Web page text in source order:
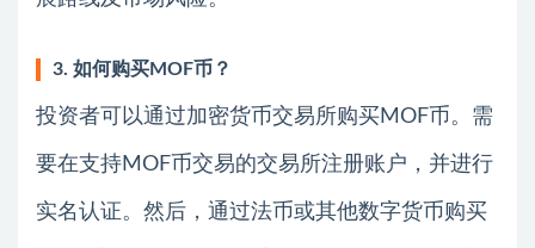
3. 如何购买MOF币？
投资者可以通过加密货币交易所购买MOF币。需
要在支持MOF币交易的交易所注册账户，并进行
实名认证。然后，通过法币或其他数字货币购买